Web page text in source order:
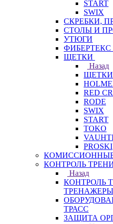
START
SWIX
СКРЕБКИ,
СТОЛЫ И
УТЮГИ
ЩЕТКИ
Назад
ЩЕТКИ
RED
RODE
SWIX
START
TOKO
PROSKI
КОНТРОЛЬ
Назад
КОНТРОЛЬ
ТРЕНАЖЕРЫ
ТРАСС
ЗАЩИТА